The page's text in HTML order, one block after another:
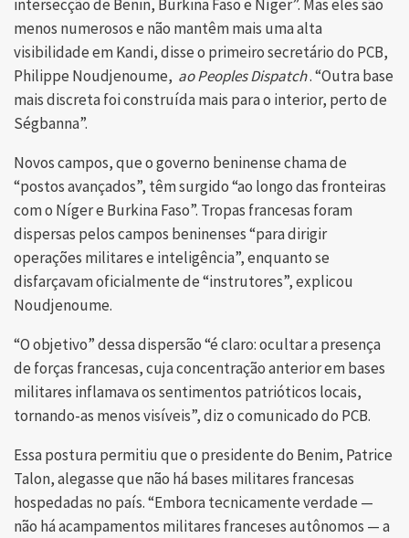
intersecção de Benin, Burkina Faso e Níger”. Mas eles são
menos numerosos e não mantêm mais uma alta
visibilidade em Kandi, disse o primeiro secretário do PCB,
Philippe Noudjenoume, ao Peoples Dispatch. “Outra base
mais discreta foi construída mais para o interior, perto de
Ségbanna”.
Novos campos, que o governo beninense chama de
“postos avançados”, têm surgido “ao longo das fronteiras
com o Níger e Burkina Faso”. Tropas francesas foram
dispersas pelos campos beninenses “para dirigir
operações militares e inteligência”, enquanto se
disfarçavam oficialmente de “instrutores”, explicou
Noudjenoume.
“O objetivo” dessa dispersão “é claro: ocultar a presença
de forças francesas, cuja concentração anterior em bases
militares inflamava os sentimentos patrióticos locais,
tornando-as menos visíveis”, diz o comunicado do PCB.
Essa postura permitiu que o presidente do Benim, Patrice
Talon, alegasse que não há bases militares francesas
hospedadas no país. “Embora tecnicamente verdade —
não há acampamentos militares franceses autônomos — a